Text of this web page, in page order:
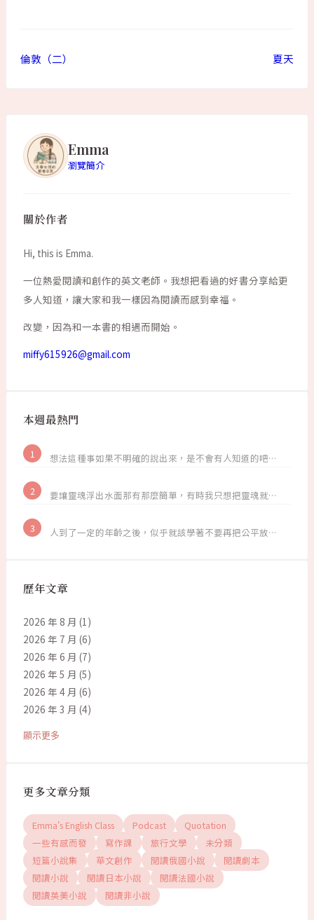
倫敦（二） 夏天
Emma
瀏覽簡介
關於作者
Hi, this is Emma.
一位熱愛閱讀和創作的英文老師。我想把看過的好書分享給更
多人知道，讓大家和我一樣因為閱讀而感到幸福。
改變，因為和一本書的相遇而開始。
miffy615926@gmail.com
本週最熱門
想法這種事如果不明確的說出來，是不會有人知道的吧…
要讓靈魂浮出水面那有那麼簡單，有時我只想把靈魂就…
人到了一定的年齡之後，似乎就該學著不要再把公平放…
歷年文章
2026 年 8 月 (1)
2026 年 7 月 (6)
2026 年 6 月 (7)
2026 年 5 月 (5)
2026 年 4 月 (6)
2026 年 3 月 (4)
顯示更多
更多文章分類
Emma's English Class Podcast
Quotation
一些有感而發
寫作課 旅行文學
未分類
短篇小說集
華文創作 閱讀俄國小說
閱讀劇本
閱讀小說
閱讀日本小說
閱讀法國小說
閱讀英美小說
閱讀非小說